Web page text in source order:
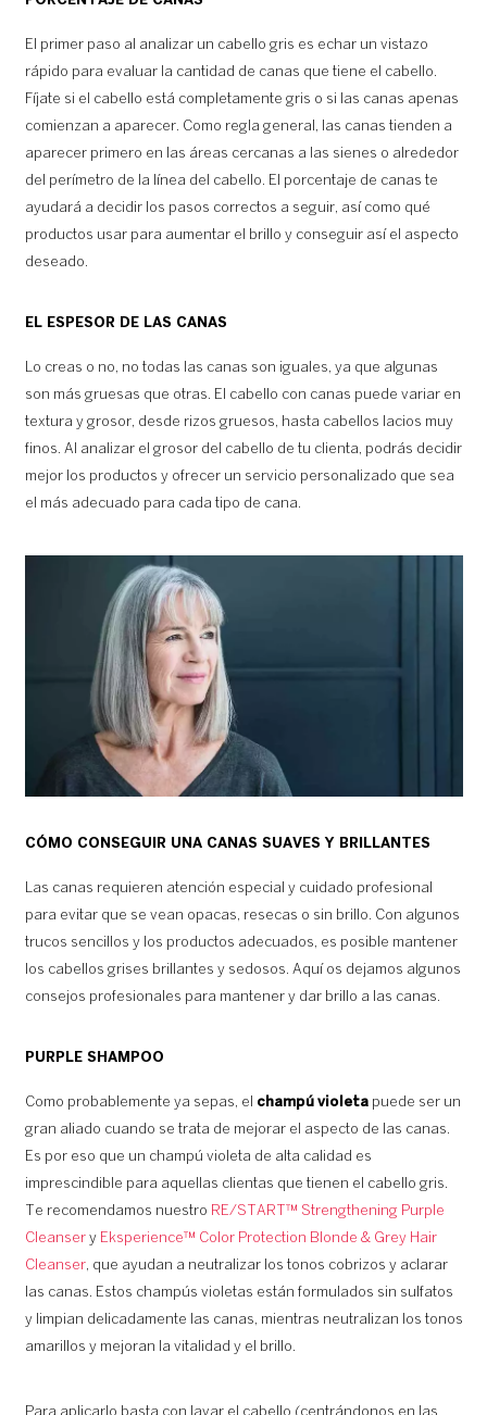
El primer paso al analizar un cabello gris es echar un vistazo
rápido para evaluar la cantidad de canas que tiene el cabello.
Fíjate si el cabello está completamente gris o si las canas apenas
comienzan a aparecer. Como regla general, las canas tienden a
aparecer primero en las áreas cercanas a las sienes o alrededor
del perímetro de la línea del cabello. El porcentaje de canas te
ayudará a decidir los pasos correctos a seguir, así como qué
productos usar para aumentar el brillo y conseguir así el aspecto
deseado.
EL ESPESOR DE LAS CANAS
Lo creas o no, no todas las canas son iguales, ya que algunas
son más gruesas que otras. El cabello con canas puede variar en
textura y grosor, desde rizos gruesos, hasta cabellos lacios muy
finos. Al analizar el grosor del cabello de tu clienta, podrás decidir
mejor los productos y ofrecer un servicio personalizado que sea
el más adecuado para cada tipo de cana.
CÓMO CONSEGUIR UNA CANAS SUAVES Y BRILLANTES
Las canas requieren atención especial y cuidado profesional
para evitar que se vean opacas, resecas o sin brillo. Con algunos
trucos sencillos y los productos adecuados, es posible mantener
los cabellos grises brillantes y sedosos. Aquí os dejamos algunos
consejos profesionales para mantener y dar brillo a las canas.
PURPLE SHAMPOO
Como probablemente ya sepas, el champú violeta puede ser un
gran aliado cuando se trata de mejorar el aspecto de las canas.
Es por eso que un champú violeta de alta calidad es
imprescindible para aquellas clientas que tienen el cabello gris.
Te recomendamos nuestro RE/START™ Strengthening Purple
Cleansery Eksperience™ Color Protection Blonde & Grey Hair
Cleanser, que ayudan a neutralizar los tonos cobrizos y aclarar
las canas. Estos champús violetas están formulados sin sulfatos
y limpian delicadamente las canas, mientras neutralizan los tonos
amarillos y mejoran la vitalidad y el brillo.